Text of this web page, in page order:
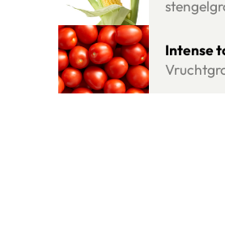
Intense
Lees meer over Intense